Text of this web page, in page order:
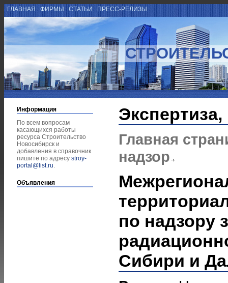
ГЛАВНАЯ ФИРМЫ СТАТЬИ ПРЕСС-РЕЛИЗЫ
Информация
По всем вопросам
касающихся работы
ресурса Строительство
Новосибирск и
добавления в справочник
пишите по адресу stroy-
portal@list.ru.
Объявления
Главная
надзор
по надзору
Сибири и